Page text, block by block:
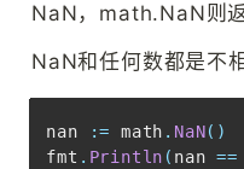
NaN，math.NaN则
NaN和任何数都是不
nan := math . NaN( )
fmt . Println ( nan ==